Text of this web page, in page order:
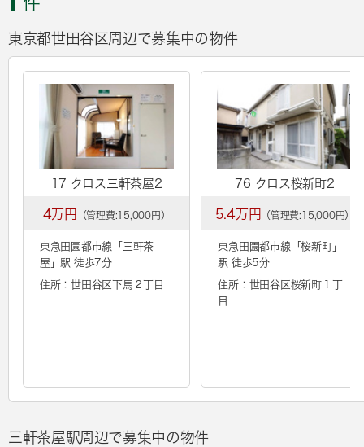
東京都世田谷区周辺で募集中の物件
17 クロス三軒茶屋2
4万円 （管理費:15,000円）
東急田園都市線「 三軒茶
屋 」駅 徒歩7分
住所：世田谷区下馬２丁目
76 クロス桜新町2
5.4万円 （管理費:15,000円）
東急田園都市線「桜新町」
駅 徒歩5分
住所：世田谷区桜新町１丁
目
三軒茶屋駅周辺で募集中の物件